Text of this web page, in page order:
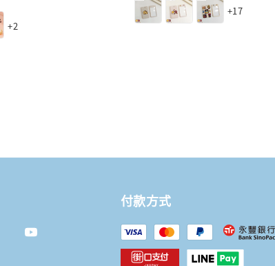
+2
+17
付款方式